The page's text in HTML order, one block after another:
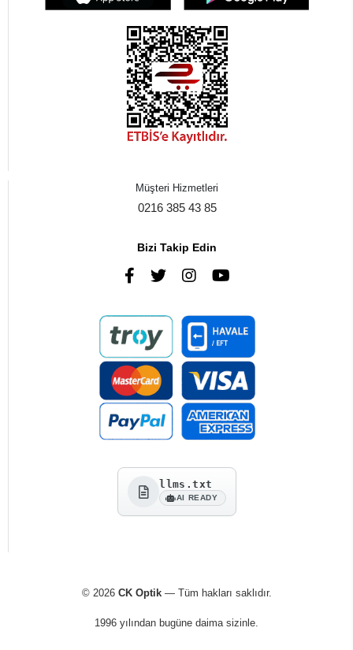
Müşteri Hizmetleri
0216 385 43 85
Bizi Takip Edin
llms.txt
AI READY
© 2026 CK Optik— Tüm hakları saklıdır.
1996 yılından bugüne daima sizinle.